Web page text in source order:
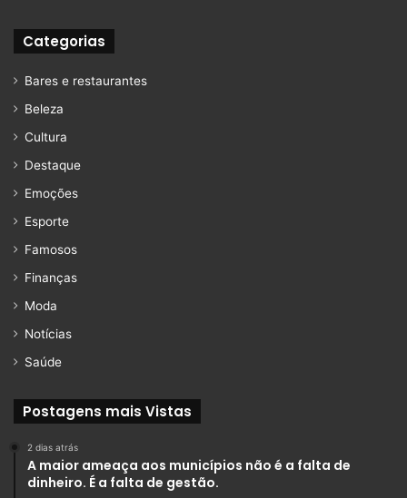
Categorias
Bares e restaurantes
Beleza
Cultura
Destaque
Emoções
Esporte
Famosos
Finanças
Moda
Notícias
Saúde
Postagens mais Vistas
2 dias atrás
A maior ameaça aos municípios não é a falta de
dinheiro. É a falta de gestão.